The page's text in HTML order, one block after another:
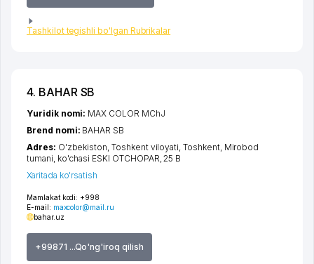
Tashkilot tegishli bo'lgan Rubrikalar
4. BAHAR SB
Mamlakat kodi: +998
E-mail: maxcolor@mail.ru
bahar.uz
+99871 ...Qo'ng'iroq qilish
Yuridik nomi: MAX COLOR MChJ
Brend nomi: BAHAR SB
Adres: O'zbekiston,Toshkent viloyati ,Toshkent, Mirobod
tumani ko'chasi ESKI OTCHOPAR , 25 B
Xaritada ko'rsatish